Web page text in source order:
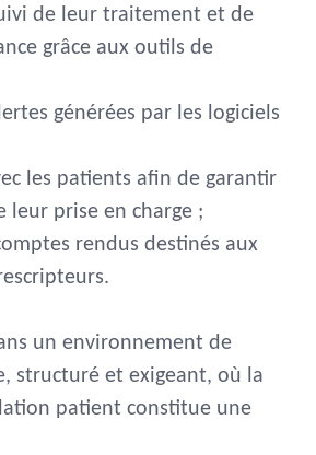
de leur traitement et de
grâce aux outils de
générées par les logiciels
les patients afin de garantir
leur prise en charge ;
rendus destinés aux
un environnement de
structuré et exigeant, où la
patient constitue une